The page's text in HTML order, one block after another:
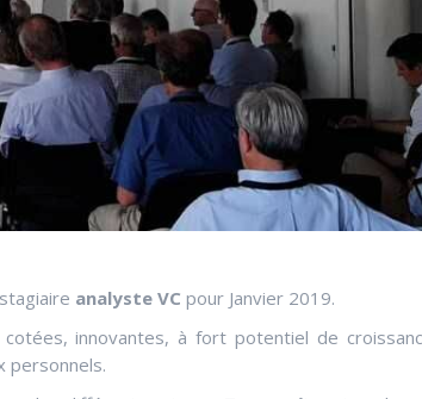
analyste VC pour Janvier 2019.
innovantes, à fort potentiel de
personnels.